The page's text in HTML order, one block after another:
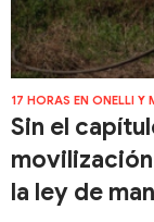
17 HORAS EN ONELLI Y
Sin el
la ley de